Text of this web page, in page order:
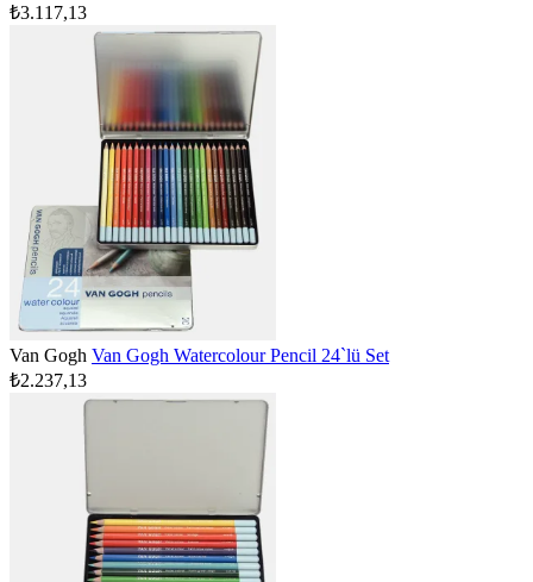
₺3.117,13
Van Gogh Van Gogh Watercolour Pencil 24`lü Set
₺2.237,13